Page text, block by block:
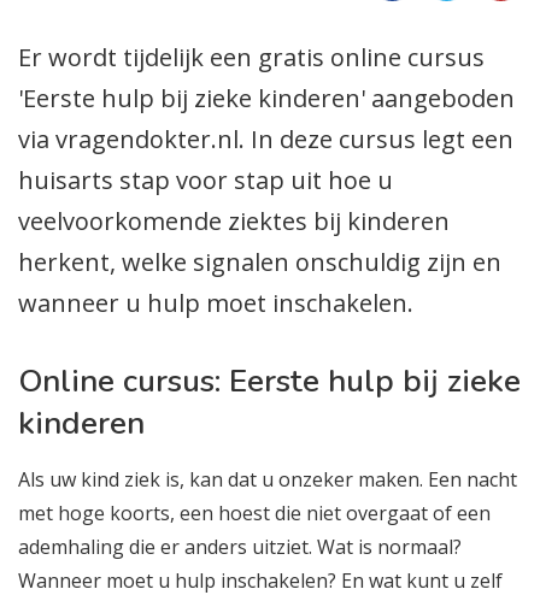
Er wordt tijdelijk een gratis online cursus
'Eerste hulp bij zieke kinderen' aangeboden
via vragendokter.nl. In deze cursus legt een
huisarts stap voor stap uit hoe u
veelvoorkomende ziektes bij kinderen
herkent, welke signalen onschuldig zijn en
wanneer u hulp moet inschakelen.
Online cursus: Eerste hulp bij zieke
kinderen
Als uw kind ziek is, kan dat u onzeker maken. Een nacht
met hoge koorts, een hoest die niet overgaat of een
ademhaling die er anders uitziet. Wat is normaal?
Wanneer moet u hulp inschakelen? En wat kunt u zelf